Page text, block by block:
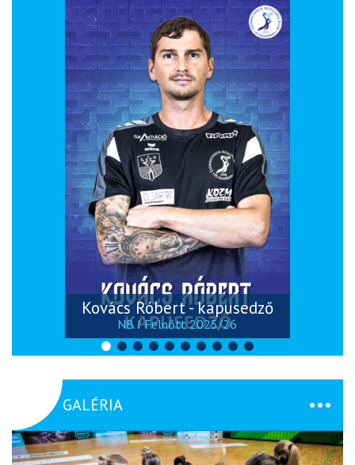
Kovács Róbert - kapusedző
NB I Felnőtt 2025/26
GALÉRIA